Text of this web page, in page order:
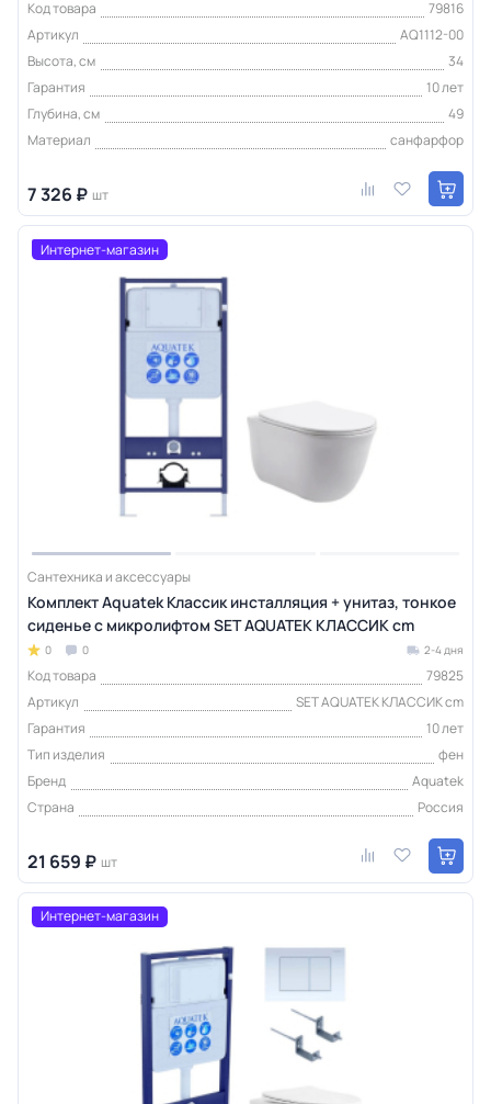
Код товара
79816
Артикул
AQ1112-00
Высота, см
34
Гарантия
10 лет
Глубина, см
49
Материал
санфарфор
7 326 ₽ шт
Интернет-магазин
Сантехника и аксессуары
Комплект Aquatek Классик инсталляция + унитаз, тонкое
сиденье с микролифтом SET AQUATEK КЛАССИК cm
0 0 2-4 дня
Код товара
79825
Артикул
SET AQUATEK КЛАССИК cm
Гарантия
10 лет
Тип изделия
фен
Бренд
Aquatek
Страна
Россия
21 659 ₽ шт
Интернет-магазин